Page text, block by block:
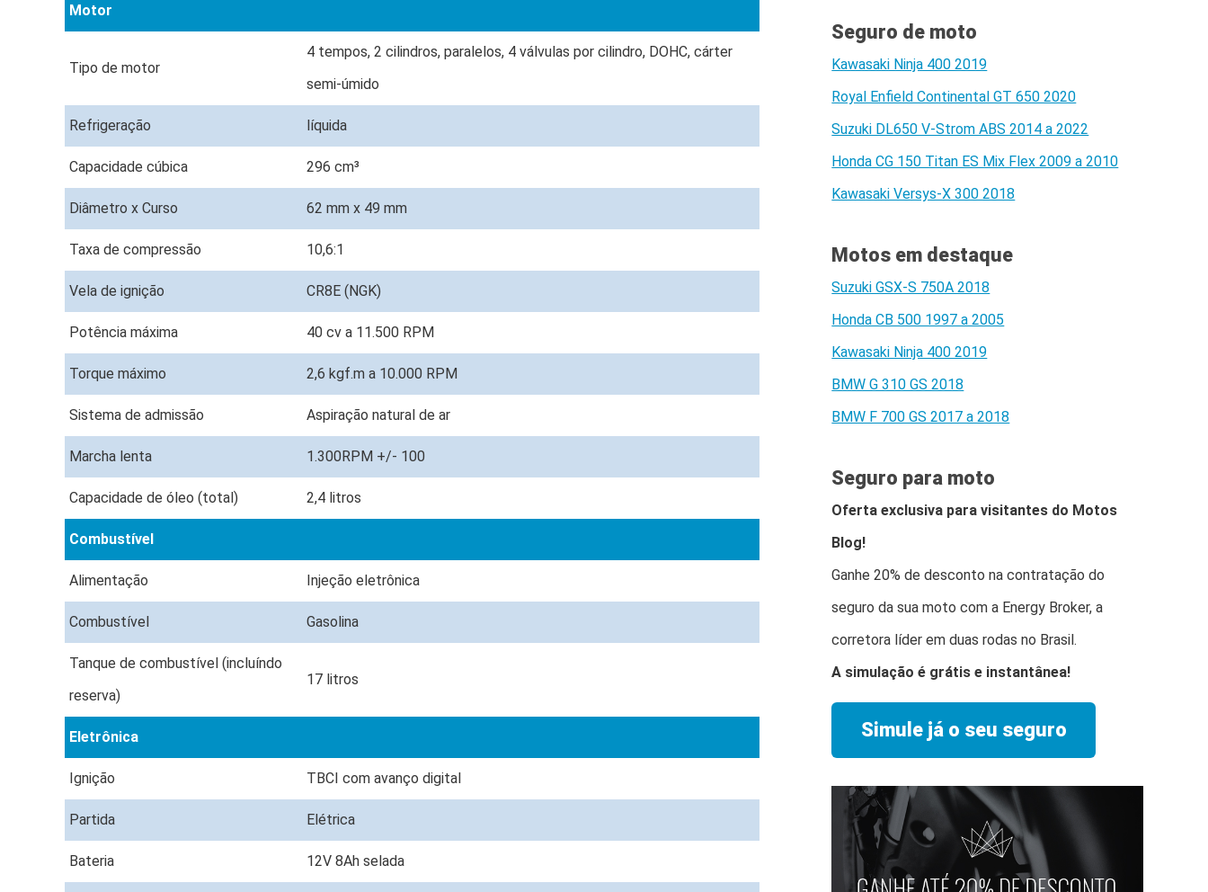
Motor
Tipo de motor
4 tempos, 2 cilindros, paralelos, 4 válvulas por cilindro, DOHC, cárter
semi-úmido
Refrigeração líquida
Capacidade cúbica 296 cm³
Diâmetro x Curso 62 mm x 49 mm
Taxa de compressão 10,6:1
Vela de ignição CR8E (NGK)
Potência máxima 40 cv a 11.500 RPM
Torque máximo 2,6 kgf.m a 10.000 RPM
Sistema de admissão Aspiração natural de ar
Marcha lenta 1.300RPM +/- 100
Capacidade de óleo (total) 2,4 litros
Combustível
Alimentação Injeção eletrônica
Combustível Gasolina
Tanque de combustível (incluíndo
reserva)
17 litros
Eletrônica
Ignição TBCI com avanço digital
Partida Elétrica
Bateria 12V 8Ah selada
Seguro de moto
Kawasaki Ninja 400 2019
Royal Enfield Continental GT 650 2020
Suzuki DL650 V-Strom ABS 2014 a 2022
Honda CG 150 Titan ES Mix Flex 2009 a 2010
Kawasaki Versys-X 300 2018
Motos em destaque
Suzuki GSX-S 750A 2018
Honda CB 500 1997 a 2005
Kawasaki Ninja 400 2019
BMW G 310 GS 2018
BMW F 700 GS 2017 a 2018
Seguro para moto
Oferta exclusiva para visitantes do Motos
Blog!
Ganhe 20% de desconto na contratação do
seguro da sua moto com a Energy Broker, a
corretora líder em duas rodas no Brasil.
A simulação é grátis e instantânea!
Simule já o seu seguro